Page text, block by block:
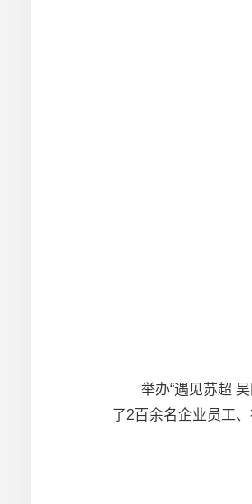
举办“遇见苏超 吴
了2百余名企业员工